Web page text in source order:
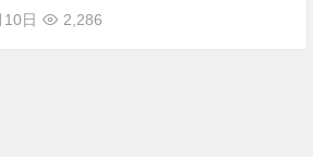
日 2,286